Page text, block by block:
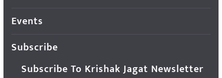
Events
Subscribe
Subscribe To Krishak Jagat Newsletter